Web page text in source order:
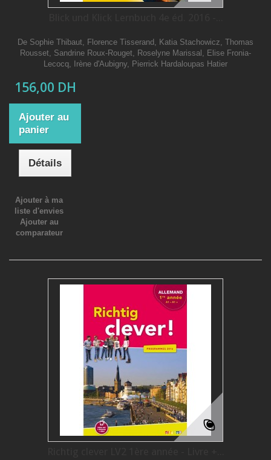
De Sophie Thibaut, Florence Tisserand, Katia Stachowicz, Thomas
Rousset, Sandrine Roux-Rouget, Roselyne Marissal, Elise Fronia-
Lecocq, Irène d'Aubigny, Pierrick Hardaloupas Hatier
156,00 DH
Ajouter au
panier
Détails
Ajouter à ma
liste d'envies
Ajouter au
comparateur